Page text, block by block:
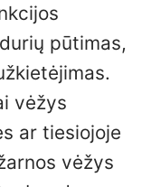
pūtimas,
vėžys
ar tiesiojoje
vėžys